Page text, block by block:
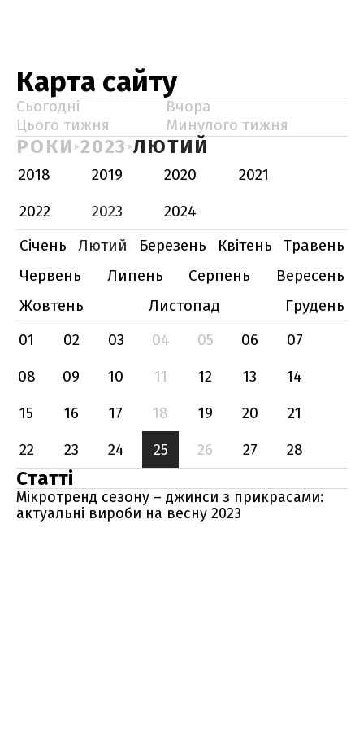
Карта сайту
Сьогодні
Вчора
Цього тижня
Минулого тижня
РОКИ 2023 ЛЮТИЙ
2018 2019 2020
2021
2022
2023
2024
Січень
Лютий Березень Квітень
Травень
Червень
Липень Серпень
Вересень
Жовтень
Листопад
Грудень
01
02 03 04 05 06
07
08
09 10 11 12 13
14
15
16 17 18 19 20
21
22
23 24 25 26 27 28
Статті
Мікротренд сезону – джинси з прикрасами:
актуальні вироби на весну 2023